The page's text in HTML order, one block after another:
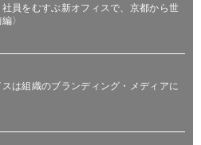
員をむすぶ新オフィスで、京都から世
〉
は組織のブランディング・メディアに